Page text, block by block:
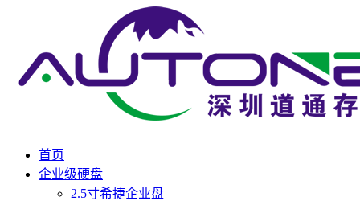
首页
企业级硬盘
2.5寸希捷企业盘